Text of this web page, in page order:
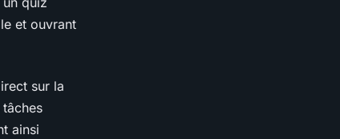
et ouvrant
sur la
ainsi